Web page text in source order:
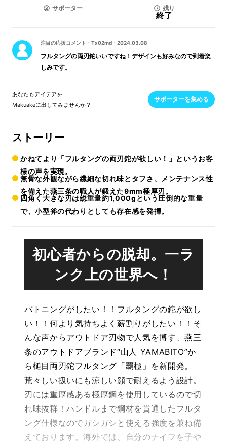
サポーター 残り
終了
注目の応援コメント ・ Tx02md ・ 2024.03.08
フルタングの両刃鉈いいですね！デザインも好みなので到着楽
しみです。
あなたもアイデアを
Makuakeに出してみませんか？
サポーターを集める
ストーリー
かねてより「フルタングの両刃鉈が欲しい！」というお客
様の声を実現。
無骨な外観ながら繊細な切れ味とタフさ、メンテナンス性
を備えた燕三条の職人が鍛えた9mm極厚刃。
四角く大きな刃は総重量約1,000gという圧倒的な重量
で、小型斧の代わりとしても存在感を発揮。
初心者からの脱却。一ラ
ンク上の世界へ！
バトニングがしたい！！フルタングの鉈が欲し
い！！何より気持ちよく薪割りがしたい！！そ
んな声からアウトドア刃物で人気を博す、燕三
条のアウトドアブランド“山人 YAMABITO”か
ら槌目両刃鉈フルタング「覇極」を新開発。
荒々しい扱いにも涼しい顔で耐えるよう設計。
刃には重厚感ある極厚鋼を使用しているので切
れ味抜群！ハンドルまで鋼材を貫通したフルタ
ング仕様なのでガシガシと使える強度を兼ね備
えております。海外では、自分のナイフを子や